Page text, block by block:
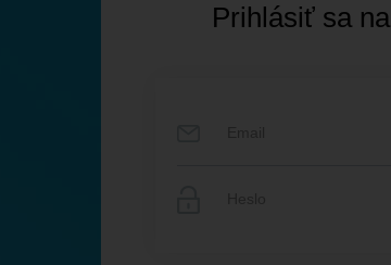
Prihlásiť sa na